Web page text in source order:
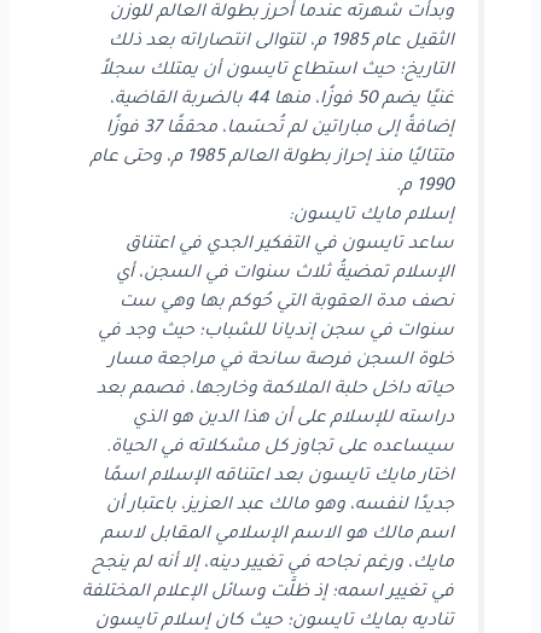
وبدأت شهرته عندما أحرز بطولة العالم للوزن
الثقيل عام 1985 م، لتتوالى انتصاراته بعد ذلك
التاريخ؛ حيث استطاع تايسون أن يمتلك سجلاً
غنيًا يضم 50 فوزًا، منها 44 بالضربة القاضية،
إضافةً إلى مباراتين لم تُحسَما، محققًا 37 فوزًا
متتاليًا منذ إحراز بطولة العالم 1985 م، وحتى عام
1990 م.
إسلام مايك تايسون:
ساعد تايسون في التفكير الجدي في اعتناق
الإسلام تمضيةُ ثلاث سنوات في السجن، أي
نصف مدة العقوبة التي حُوكم بها وهي ست
سنوات في سجن إنديانا للشباب؛ حيث وجد في
خلوة السجن فرصة سانحة في مراجعة مسار
حياته داخل حلبة الملاكمة وخارجها، فصمم بعد
دراسته للإسلام على أن هذا الدين هو الذي
سيساعده على تجاوز كل مشكلاته في الحياة.
اختار مايك تايسون بعد اعتناقه الإسلام اسمًا
جديدًا لنفسه، وهو مالك عبد العزيز، باعتبار أن
اسم مالك هو الاسم الإسلامي المقابل لاسم
مايك، ورغم نجاحه في تغيير دينه، إلا أنه لم ينجح
في تغيير اسمه؛ إذ ظلَّت وسائل الإعلام المختلفة
تناديه بمايك تايسون؛ حيث كان إسلام تايسون